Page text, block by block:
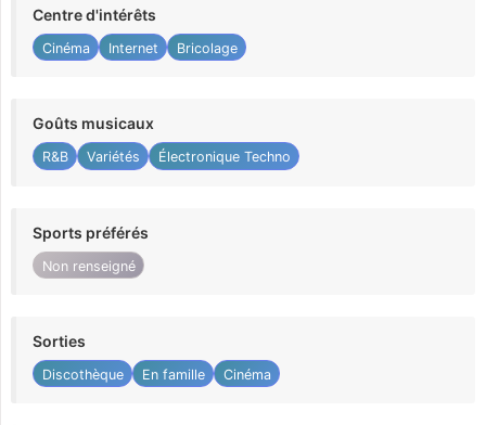
Centre d'intérêts
Cinéma Internet Bricolage
Goûts musicaux
R&B Variétés Électronique Techno
Sports préférés
Non renseigné
Sorties
Discothèque En famille Cinéma